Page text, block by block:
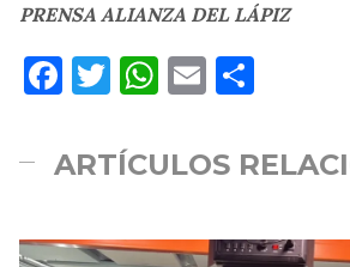
PRENSA ALIANZA DEL LÁPIZ
Facebook
Twitter
WhatsApp
Email
ARTÍCULOS